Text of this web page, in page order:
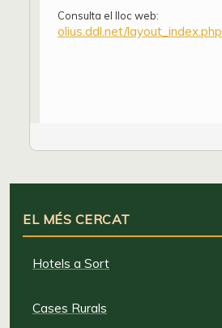
Consulta el lloc web:
olius.ddl.net/layout_index.php
EL MÉS CERCAT
Hotels a Sort
Cases Rurals